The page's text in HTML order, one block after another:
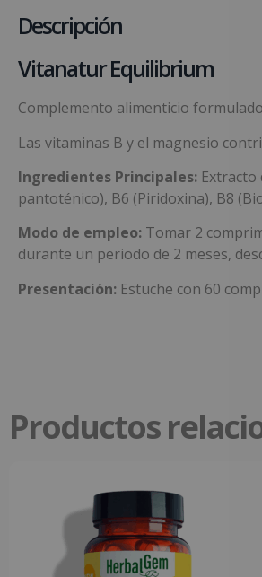
Descripción
Vitanatur Equilibrium
Complemento alimenticio
Las vitaminas B y el magnesio
Ingredientes Principales: Extracto
pantoténico), B6 (Piridoxina), B8
Modo de empleo: Tomar 2
durante un periodo de 2 meses,
Presentación: Estuche con 60
Productos